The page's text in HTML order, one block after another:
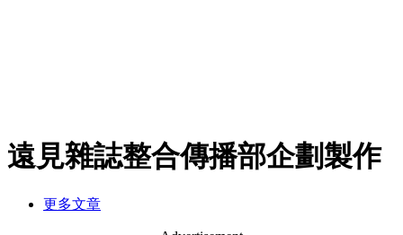
遠見雜誌整合傳播部企劃製作
更多文章